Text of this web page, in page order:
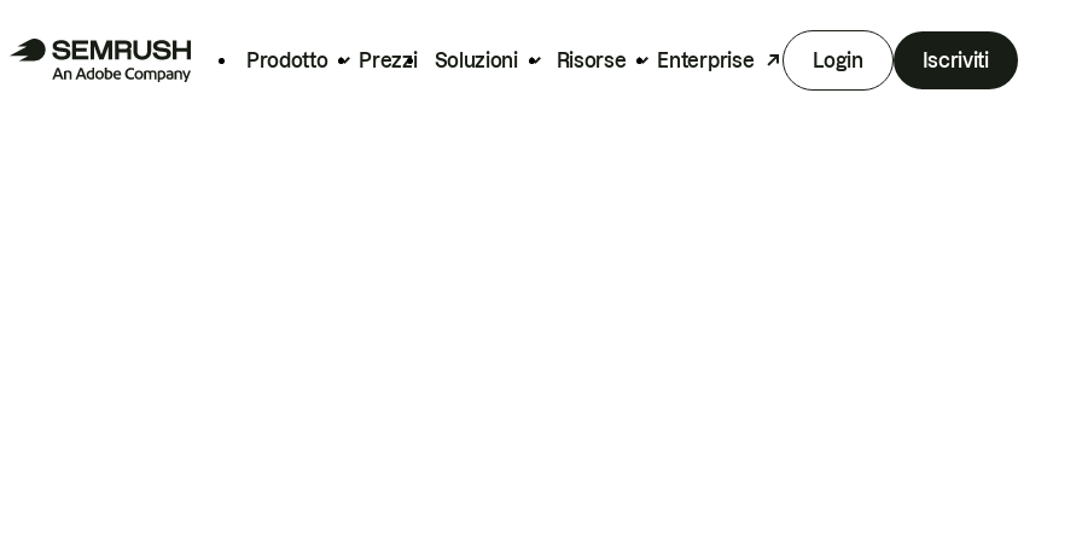
Prodotto Prezzi Soluzioni Risorse Enterprise Login Iscriviti